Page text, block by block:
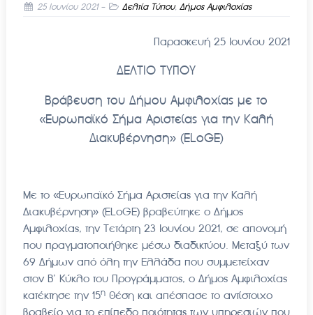
25 Ιουνίου 2021- Δελτία Τύπου, Δήμος Αμφιλοχίας
Παρασκευή 25 Ιουνίου 2021
ΔΕΛΤΙΟ ΤΥΠΟΥ
Βράβευση του Δήμου Αμφιλοχίας με το
«Ευρωπαϊκό Σήμα Αριστείας για την Καλή
Διακυβέρνηση» (ELoGE)
Με το «Ευρωπαϊκό Σήμα Αριστείας για την Καλή
Διακυβέρνηση» (ELoGE) βραβεύτηκε ο Δήμος
Αμφιλοχίας, την Τετάρτη 23 Ιουνίου 2021, σε απονομή
που πραγματοποιήθηκε μέσω διαδικτύου. Μεταξύ των
69 Δήμων από όλη την Ελλάδα που συμμετείχαν
στον Β’ Κύκλο του Προγράμματος, ο Δήμος Αμφιλοχίας
κατέκτησε την 15ηθέση και απέσπασε το αντίστοιχο
βραβείο για το επίπεδο ποιότητας των υπηρεσιών που